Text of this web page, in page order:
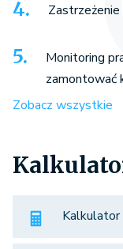
Zastrzeżenie
Monitoring
zamontować
Zobacz wszystkie